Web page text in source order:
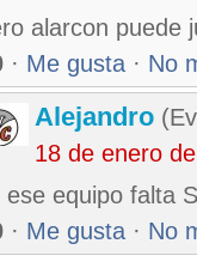
alarcon puede
· Me gusta · No
Alejandro
18 de enero
ese equipo falta
· Me gusta · No